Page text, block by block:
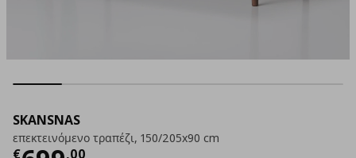
SKANSNAS
επεκτεινόμενο τραπέζι, 150/205x90 cm
€ ,00